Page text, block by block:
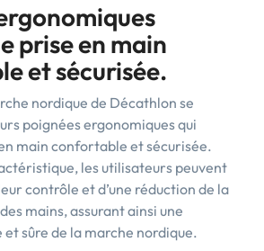
prise en main
et sécurisée.
nordique de Décathlon se
poignées ergonomiques qui
main confortable et sécurisée.
les utilisateurs peuvent
contrôle et d’une réduction de la
mains, assurant ainsi une
sûre de la marche nordique.